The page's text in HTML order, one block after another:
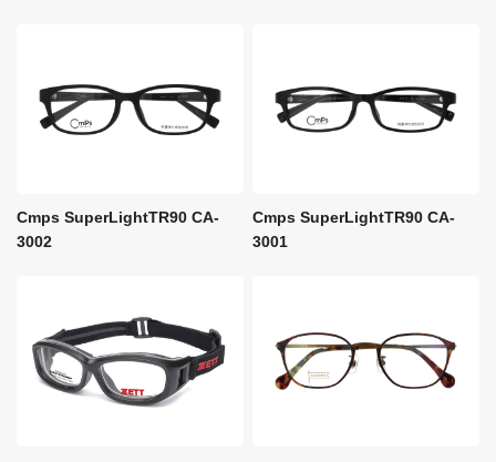
Cmps SuperLightTR90 CA-
3002
Cmps SuperLightTR90 CA-
3001